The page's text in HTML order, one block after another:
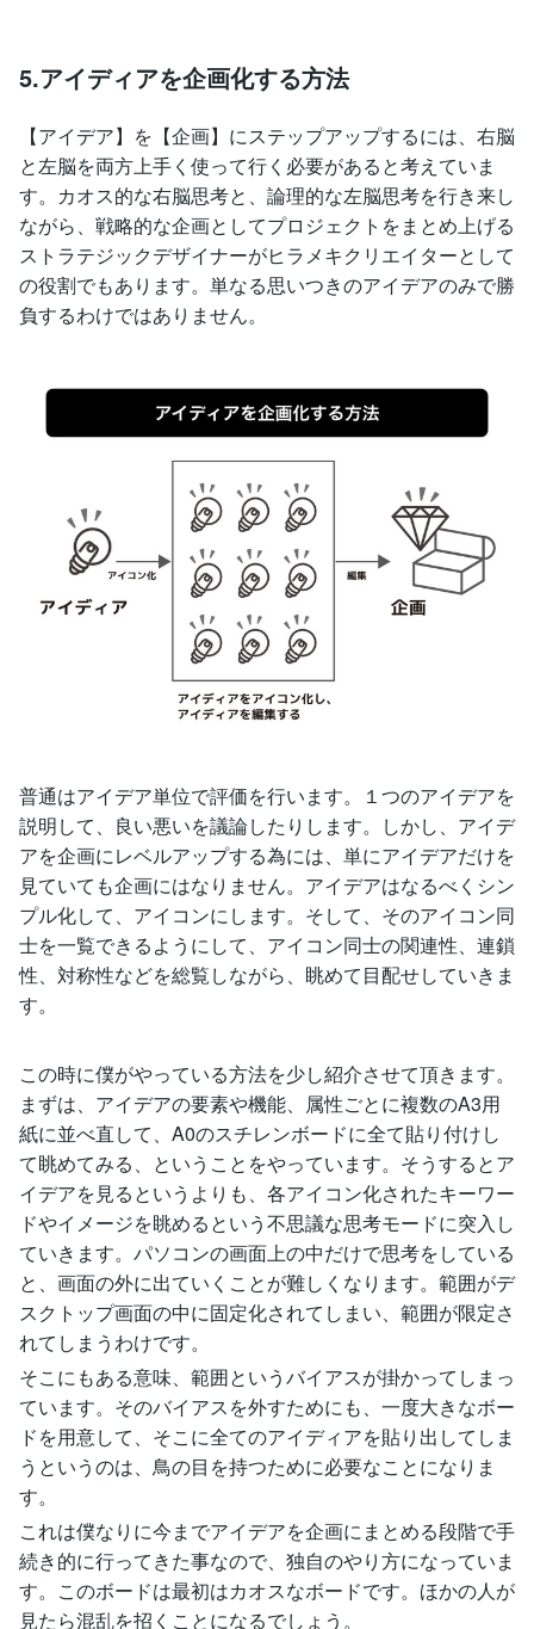
5.アイディアを企画化する方法
【アイデア】を【企画】にステップアップするには、右脳
と左脳を両方上手く使って行く必要があると考えていま
す。カオス的な右脳思考と、論理的な左脳思考を行き来し
ながら、戦略的な企画としてプロジェクトをまとめ上げる
ストラテジックデザイナーがヒラメキクリエイターとして
の役割でもあります。単なる思いつきのアイデアのみで勝
負するわけではありません。
普通はアイデア単位で評価を行います。１つのアイデアを
説明して、良い悪いを議論したりします。しかし、アイデ
アを企画にレベルアップする為には、単にアイデアだけを
見ていても企画にはなりません。アイデアはなるべくシン
プル化して、アイコンにします。そして、そのアイコン同
士を一覧できるようにして、アイコン同士の関連性、連鎖
性、対称性などを総覧しながら、眺めて目配せしていきま
す。
この時に僕がやっている方法を少し紹介させて頂きます。
まずは、アイデアの要素や機能、属性ごとに複数のA3用
紙に並べ直して、A0のスチレンボードに全て貼り付けし
て眺めてみる、ということをやっています。そうするとア
イデアを見るというよりも、各アイコン化されたキーワー
ドやイメージを眺めるという不思議な思考モードに突入し
ていきます。パソコンの画面上の中だけで思考をしている
と、画面の外に出ていくことが難しくなります。範囲がデ
スクトップ画面の中に固定化されてしまい、範囲が限定さ
れてしまうわけです。
そこにもある意味、範囲というバイアスが掛かってしまっ
ています。そのバイアスを外すためにも、一度大きなボー
ドを用意して、そこに全てのアイディアを貼り出してしま
うというのは、鳥の目を持つために必要なことになりま
す。
これは僕なりに今までアイデアを企画にまとめる段階で手
続き的に行ってきた事なので、独自のやり方になっていま
す。このボードは最初はカオスなボードです。ほかの人が
見たら混乱を招くことになるでしょう。